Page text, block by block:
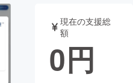
ット
書籍・雑誌
現在の支援総
額
0円